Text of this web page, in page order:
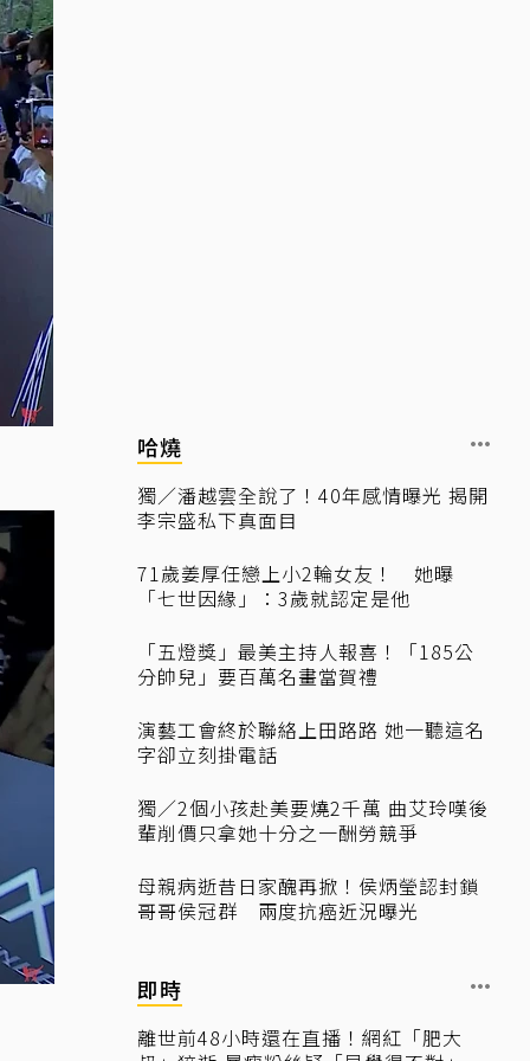
哈燒
獨／潘越雲全說了！40年感情曝光 揭開
李宗盛私下真面目
71歲姜厚任戀上小2輪女友！ 她曝
「七世因緣」：3歲就認定是他
「五燈獎」最美主持人報喜！「185公
分帥兒」要百萬名畫當賀禮
演藝工會終於聯絡上田路路 她一聽這名
字卻立刻掛電話
獨／2個小孩赴美要燒2千萬 曲艾玲嘆後
輩削價只拿她十分之一酬勞競爭
母親病逝昔日家醜再掀！侯炳瑩認封鎖
哥哥侯冠群 兩度抗癌近況曝光
即時
離世前48小時還在直播！網紅「肥大